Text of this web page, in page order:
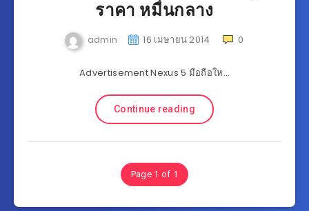
ราคา หมื่นกลาง
admin 16 เมษายน 2014 0
Advertisement Nexus 5 มือถือให…
Continue reading
Page 1 of 1